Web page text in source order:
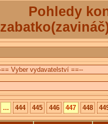
Pohledy
... 444 445 446 447 448